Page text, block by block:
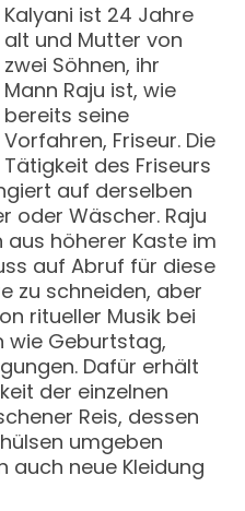
Kalyani ist 24 Jahre
alt und Mutter von
zwei Söhnen, ihr
Mann Raju ist, wie
bereits seine
Vorfahren, Friseur. Die
Tätigkeit des Friseurs
auf derselben
oder Wäscher. Raju
höherer Kaste im
auf Abruf für diese
zu schneiden, aber
ritueller Musik bei
wie Geburtstag,
Dafür erhält
der einzelnen
Reis, dessen
umgeben
auch neue Kleidung